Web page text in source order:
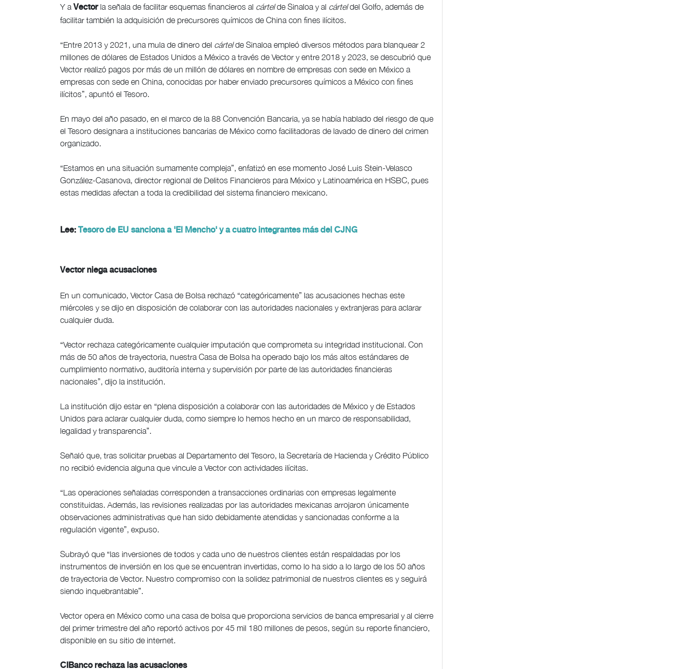
Y a Vectorla señala de facilitar esquemas financieros al cártelde Sinaloa y al cárteldel Golfo, además de
facilitar también la adquisición de precursores químicos de China con fines ilícitos.
“Entre 2013 y 2021, una mula de dinero del cártelde Sinaloa empleó diversos métodos para blanquear 2
millones de dólares de Estados Unidos a México a través de Vector y entre 2018 y 2023, se descubrió que
Vector realizó pagos por más de un millón de dólares en nombre de empresas con sede en México a
empresas con sede en China, conocidas por haber enviado precursores químicos a México con fines
ilícitos”, apuntó el Tesoro.
En mayo del año pasado, en el marco de la 88 Convención Bancaria, ya se había hablado del riesgo de que
el Tesoro designara a instituciones bancarias de México como facilitadoras de lavado de dinero del crimen
organizado.
“Estamos en una situación sumamente compleja”, enfatizó en ese momento José Luis Stein-Velasco
González-Casanova, director regional de Delitos Financieros para México y Latinoamérica en HSBC, pues
estas medidas afectan a toda la credibilidad del sistema financiero mexicano.
Lee: Tesoro de EU sanciona a 'El Mencho' y a cuatro integrantes más del CJNG
Vector niega acusaciones
En un comunicado, Vector Casa de Bolsa rechazó “categóricamente” las acusaciones hechas este
miércoles y se dijo en disposición de colaborar con las autoridades nacionales y extranjeras para aclarar
cualquier duda.
“Vector rechaza categóricamente cualquier imputación que comprometa su integridad institucional. Con
más de 50 años de trayectoria, nuestra Casa de Bolsa ha operado bajo los más altos estándares de
cumplimiento normativo, auditoría interna y supervisión por parte de las autoridades financieras
nacionales”, dijo la institución.
La institución dijo estar en “plena disposición a colaborar con las autoridades de México y de Estados
Unidos para aclarar cualquier duda, como siempre lo hemos hecho en un marco de responsabilidad,
legalidad y transparencia”.
Señaló que, tras solicitar pruebas al Departamento del Tesoro, la Secretaría de Hacienda y Crédito Público
no recibió evidencia alguna que vincule a Vector con actividades ilícitas.
“Las operaciones señaladas corresponden a transacciones ordinarias con empresas legalmente
constituidas. Además, las revisiones realizadas por las autoridades mexicanas arrojaron únicamente
observaciones administrativas que han sido debidamente atendidas y sancionadas conforme a la
regulación vigente”, expuso.
Subrayó que “las inversiones de todos y cada uno de nuestros clientes están respaldadas por los
instrumentos de inversión en los que se encuentran invertidas, como lo ha sido a lo largo de los 50 años
de trayectoria de Vector. Nuestro compromiso con la solidez patrimonial de nuestros clientes es y seguirá
siendo inquebrantable”.
Vector opera en México como una casa de bolsa que proporciona servicios de banca empresarial y al cierre
del primer trimestre del año reportó activos por 45 mil 180 millones de pesos, según su reporte financiero,
disponible en su sitio de internet.
CIBanco rechaza las acusaciones